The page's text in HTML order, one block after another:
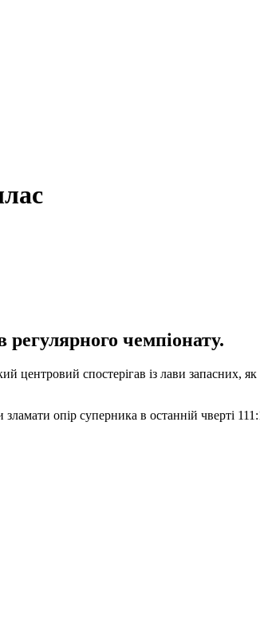
регулярного чемпіонату.
центровий спостерігав із лави запасних, як
опір суперника в останній чверті